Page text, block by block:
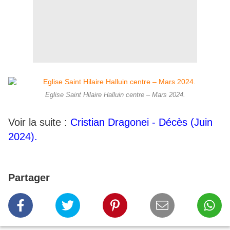
Eglise Saint Hilaire Halluin centre – Mars 2024.
Voir la suite : Cristian Dragonei - Décès (Juin
2024).
Partager